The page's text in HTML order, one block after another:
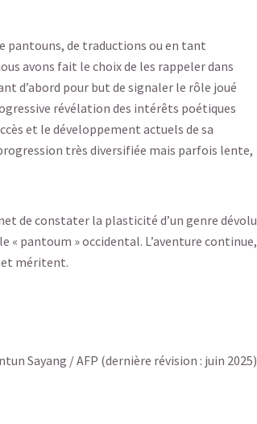
pantouns, de traductions ou en tant
avons fait le choix de les rappeler dans
d’abord pour but de signaler le rôle joué
révélation des intérêts poétiques
et le développement actuels de sa
très diversifiée mais parfois lente,
de constater la plasticité d’un genre dévolu
« pantoum » occidental. L’aventure continue,
et méritent.
Sayang / AFP (dernière révision : juin 2025)